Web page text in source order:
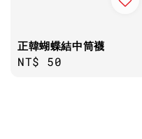
正韓蝴蝶結中筒襪
Regular
NT$ 50